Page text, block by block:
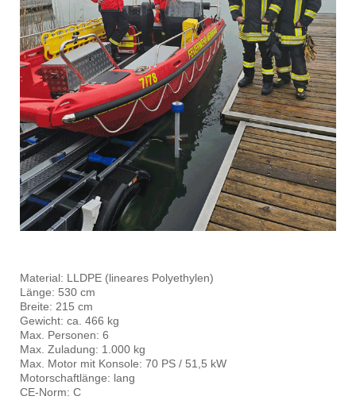
Material: LLDPE (lineares Polyethylen)
Länge: 530 cm
Breite: 215 cm
Gewicht: ca. 466 kg
Max. Personen: 6
Max. Zuladung: 1.000 kg
Max. Motor mit Konsole: 70 PS / 51,5 kW
Motorschaftlänge: lang
CE-Norm: C